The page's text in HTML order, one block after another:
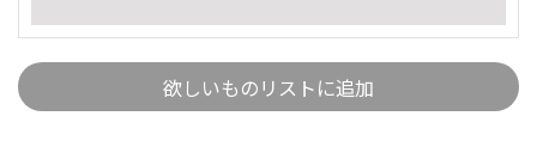
欲しいものリストに追加